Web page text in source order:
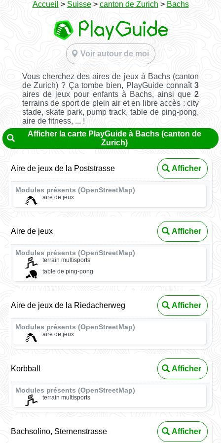
Accueil > Suisse> canton de Zurich > Bachs
Voir autour de moi
Vous cherchez des aires de jeux à Bachs (canton
de Zurich) ? Ça tombe bien, PlayGuide connaît3
aires de jeux pour enfants à Bachs, ainsi que2
terrains de sport de plein air et en libre accès : city
stade, skate park, pump track, table de ping-pong,
aire de fitness, ... !
Afficher la carte PlayGuide à Bachs (canton de
Zurich)
Aire de jeux de la Poststrasse Afficher
Modules présents (OpenStreetMap)
aire de jeux
Aire de jeux Afficher
Modules présents (OpenStreetMap)
terrain multisports
table de ping-pong
Aire de jeux de la Riedacherweg Afficher
Modules présents (OpenStreetMap)
aire de jeux
Korbball Afficher
Modules présents (OpenStreetMap)
terrain multisports
Bachsolino, Sternenstrasse Afficher